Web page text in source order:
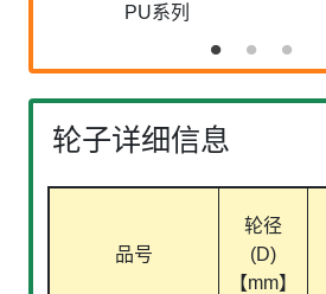
PU系列
轮子详细信息
品号
轮径
(D)
【mm】